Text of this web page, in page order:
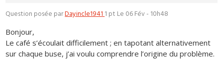
Question posée parDayincle19411 pt Le 06 Fév - 10h48
Bonjour,
Le café s’écoulait difficilement ; en tapotant alternativement
sur chaque buse, j’ai voulu comprendre l’origine du problème.